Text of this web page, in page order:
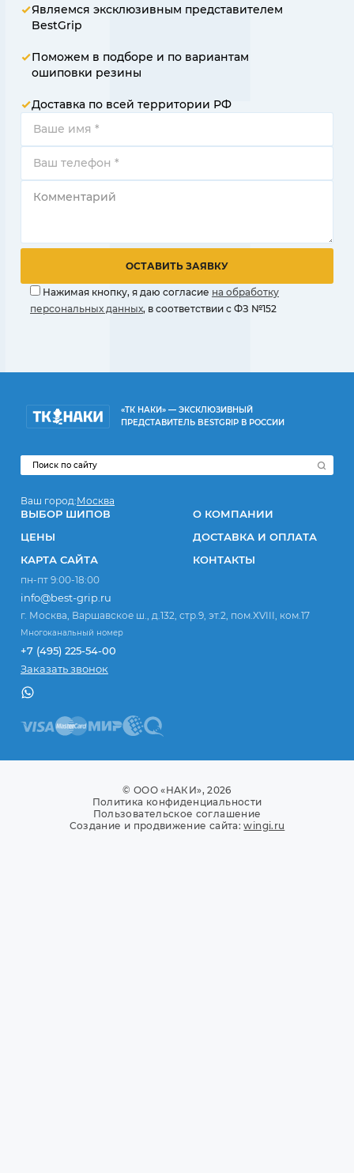
Являемся эксклюзивным представителем
BestGrip
Поможем в подборе и по вариантам
ошиповки резины
Доставка по всей территории РФ
Нажимая кнопку, я даю согласие на обработку
персональных данных, в соответствии с ФЗ №152
«ТК НАКИ» — ЭКСКЛЮЗИВНЫЙ
ПРЕДСТАВИТЕЛЬ BESTGRIP В РОССИИ
Ваш город:Москва
ВЫБОР ШИПОВ
ЦЕНЫ
КАРТА САЙТА
О КОМПАНИИ
ДОСТАВКА И ОПЛАТА
КОНТАКТЫ
пн-пт 9:00-18:00
info@best-grip.ru
г. Москва, Варшавское ш., д.132, стр.9, эт.2, пом.XVIII, ком.17
Многоканальный номер
+7 (495) 225-54-00
Заказать звонок
© ООО «НАКИ», 2026
Политика конфиденциальности
Пользовательское соглашение
Создание и продвижение сайта:wingi.ru